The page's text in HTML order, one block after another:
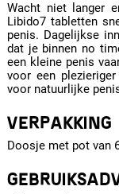
Wacht niet langer
Libido7 tabletten
penis. Dagelijkse
dat je binnen no
een kleine penis
voor een
voor natuurlijke
VERPAKKING
Doosje met pot van